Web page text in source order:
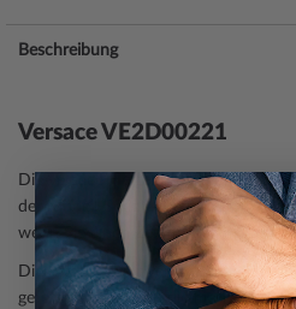
Beschreibung
Versace VE2D00221
Die Versace HerrenuhrVE2D00221
der Modell-Serie Univers Automatik
wenn Sie einen Zeitmesser mit
Die Armbanduhr verfügt über ein
gefertigt, das durch die
mattiert,